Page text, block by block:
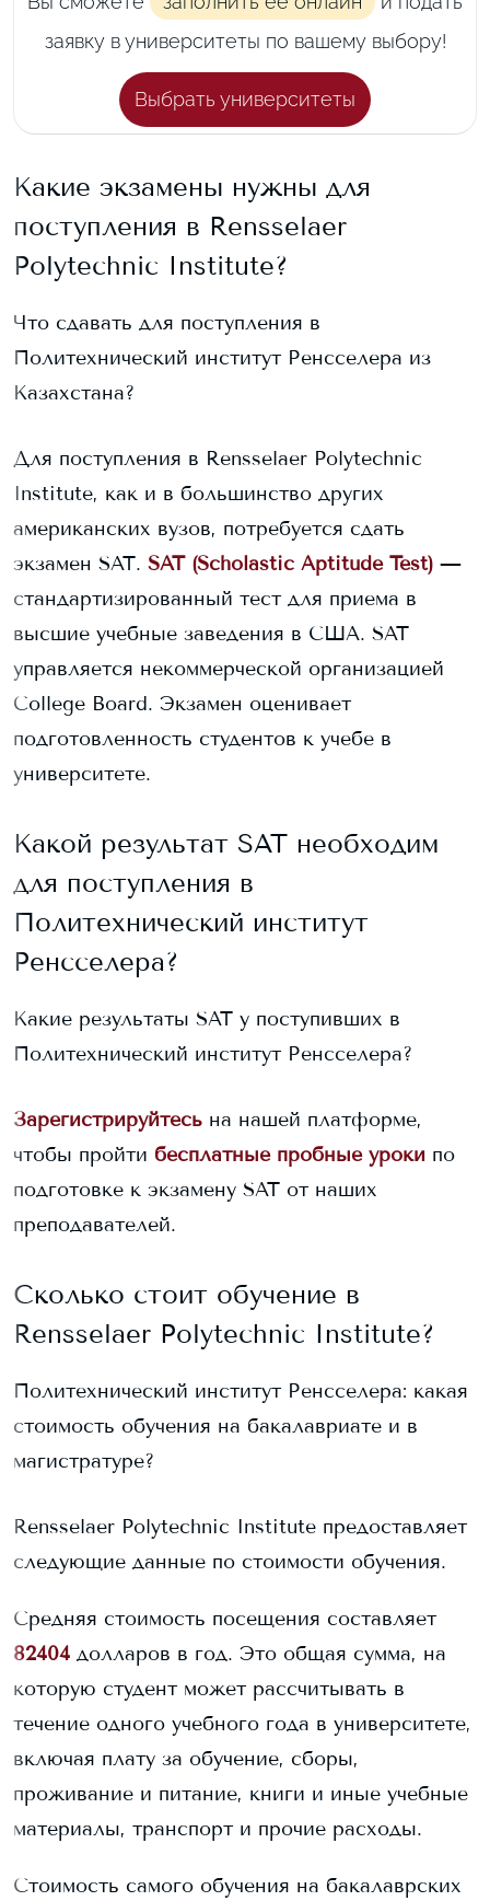
заявку в университеты по вашему выбору!
Выбрать университеты
Какие экзамены нужны для
поступления в Rensselaer
Polytechnic Institute?
Что сдавать для поступления в
Политехнический институт Ренсселера из
Казахстана?
Для поступления в Rensselaer Polytechnic
Institute, как и в большинство других
американских вузов, потребуется сдать
экзамен SAT. SAT (Scholastic Aptitude Test) —
стандартизированный тест для приема в
высшие учебные заведения в США. SAT
управляется некоммерческой организацией
College Board. Экзамен оценивает
подготовленность студентов к учебе в
университете.
Какой результат SAT необходим
для поступления в
Политехнический институт
Ренсселера?
Какие результаты SAT у поступивших в
Политехнический институт Ренсселера?
Зарегистрируйтесь на нашей платформе,
чтобы пройти бесплатные пробные уроки по
подготовке к экзамену SAT от наших
преподавателей.
Сколько стоит обучение в
Rensselaer Polytechnic Institute?
Политехнический институт Ренсселера: какая
стоимость обучения на бакалавриате и в
магистратуре?
Rensselaer Polytechnic Institute предоставляет
следующие данные по стоимости обучения.
Средняя стоимость посещения составляет
82404 долларов в год. Это общая сумма, на
которую студент может рассчитывать в
течение одного учебного года в университете,
включая плату за обучение, сборы,
проживание и питание, книги и иные учебные
материалы, транспорт и прочие расходы.
Стоимость самого обучения на бакалаврских